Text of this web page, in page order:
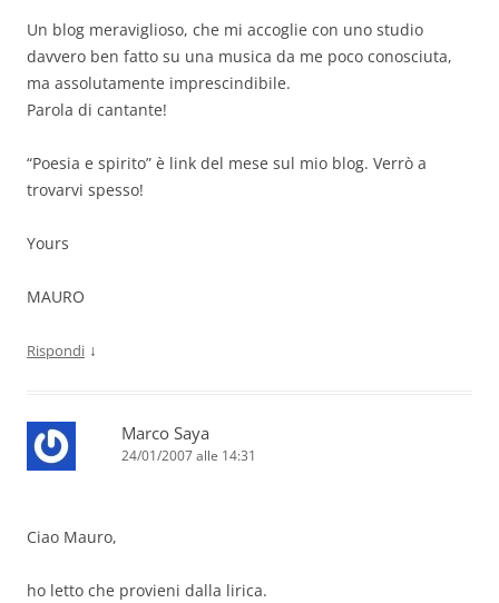
Un blog meraviglioso, che mi accoglie con uno studio
davvero ben fatto su una musica da me poco conosciuta,
ma assolutamente imprescindibile.
Parola di cantante!
“Poesia e spirito” è link del mese sul mio blog. Verrò a
trovarvi spesso!
Yours
MAURO
Rispondi ↓
Marco Saya
24/01/2007 alle 14:31
Ciao Mauro,
ho letto che provieni dalla lirica.